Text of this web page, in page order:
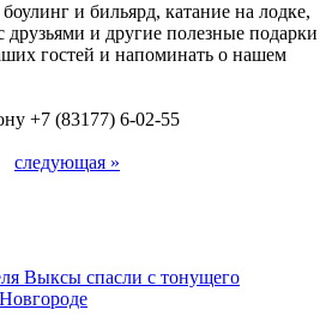
и бильярд, катание на лодке,
друзьями и другие полезные подарки
гостей и напоминать о нашем
+7 (83177) 6-02-55
следующая »